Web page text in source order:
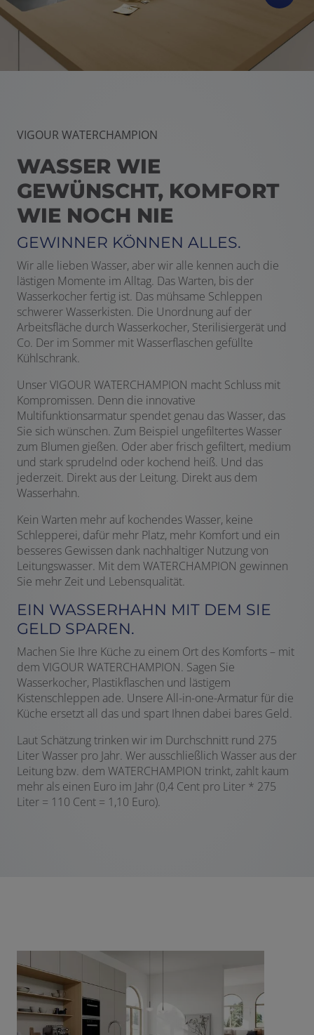
VIGOUR WATERCHAMPION
WASSER WIE
GEWÜNSCHT, KOMFORT
WIE NOCH NIE
GEWINNER KÖNNEN ALLES.
Wir alle lieben Wasser, aber wir alle kennen auch die
lästigen Momente im Alltag. Das Warten, bis der
Wasserkocher fertig ist. Das mühsame Schleppen
schwerer Wasserkisten. Die Unordnung auf der
Arbeitsfläche durch Wasserkocher, Sterilisiergerät und
Co. Der im Sommer mit Wasserflaschen gefüllte
Kühlschrank.
Unser VIGOUR WATERCHAMPION macht Schluss mit
Kompromissen. Denn die innovative
Multifunktionsarmatur spendet genau das Wasser, das
Sie sich wünschen. Zum Beispiel ungefiltertes Wasser
zum Blumen gießen. Oder aber frisch gefiltert, medium
und stark sprudelnd oder kochend heiß. Und das
jederzeit. Direkt aus der Leitung. Direkt aus dem
Wasserhahn.
Kein Warten mehr auf kochendes Wasser, keine
Schlepperei, dafür mehr Platz, mehr Komfort und ein
besseres Gewissen dank nachhaltiger Nutzung von
Leitungswasser. Mit dem WATERCHAMPION gewinnen
Sie mehr Zeit und Lebensqualität.
EIN WASSERHAHN MIT DEM SIE
GELD SPAREN.
Machen Sie Ihre Küche zu einem Ort des Komforts – mit
dem VIGOUR WATERCHAMPION. Sagen Sie
Wasserkocher, Plastikflaschen und lästigem
Kistenschleppen ade. Unsere All-in-one-Armatur für die
Küche ersetzt all das und spart Ihnen dabei bares Geld.
Laut Schätzung trinken wir im Durchschnitt rund 275
Liter Wasser pro Jahr. Wer ausschließlich Wasser aus der
Leitung bzw. dem WATERCHAMPION trinkt, zahlt kaum
mehr als einen Euro im Jahr (0,4 Cent pro Liter * 275
Liter = 110 Cent = 1,10 Euro).